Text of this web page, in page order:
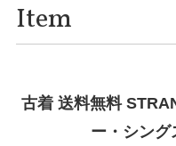
Item
古着 送料無料
ー・シング